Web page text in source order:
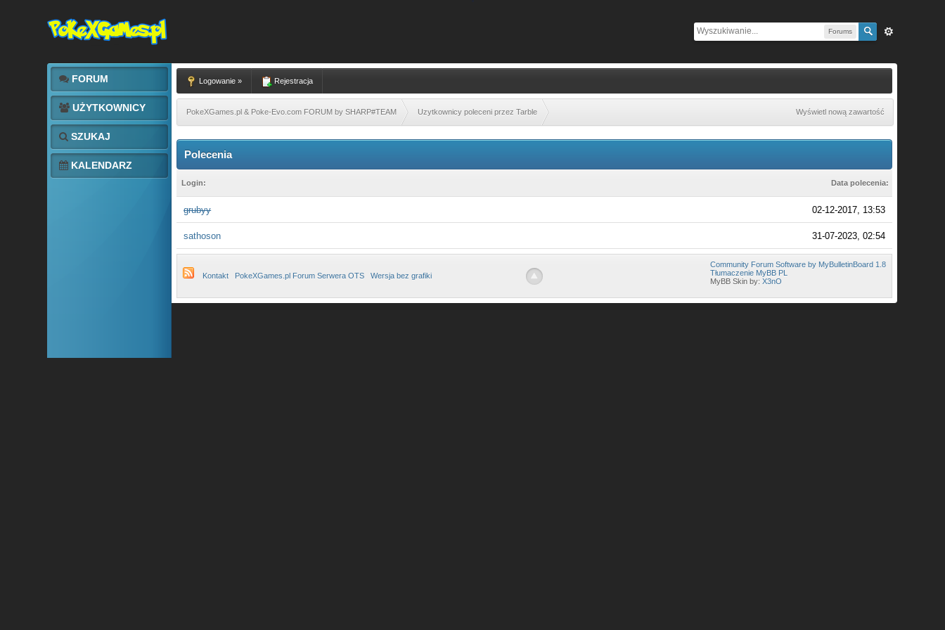
Forums
FORUM
UŻYTKOWNICY
SZUKAJ
KALENDARZ
Logowanie » Rejestracja
PokeXGames.pl & Poke-Evo.com FORUM by SHARP#TEAM Uzytkownicy poleceni przez Tarble Wyświetl nową zawartość
Polecenia
Login: Data polecenia:
grubyy 02-12-2017, 13:53
sathoson 31-07-2023, 02:54
Kontakt PokeXGames.pl Forum Serwera OTS Wersja bez grafiki
Community Forum Software by MyBulletinBoard 1.8
Tłumaczenie MyBB PL
MyBB Skin by:X3nO